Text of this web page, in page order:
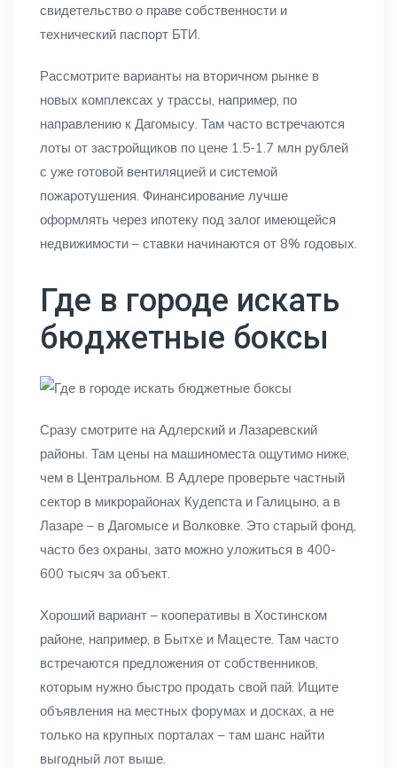
свидетельство о праве собственности и
технический паспорт БТИ.
Рассмотрите варианты на вторичном рынке в
новых комплексах у трассы, например, по
направлению к Дагомысу. Там часто встречаются
лоты от застройщиков по цене 1.5-1.7 млн рублей
с уже готовой вентиляцией и системой
пожаротушения. Финансирование лучше
оформлять через ипотеку под залог имеющейся
недвижимости – ставки начинаются от 8% годовых.
Где в городе искать
бюджетные боксы
Сразу смотрите на Адлерский и Лазаревский
районы. Там цены на машиноместа ощутимо ниже,
чем в Центральном. В Адлере проверьте частный
сектор в микрорайонах Кудепста и Галицыно, а в
Лазаре – в Дагомысе и Волковке. Это старый фонд,
часто без охраны, зато можно уложиться в 400-
600 тысяч за объект.
Хороший вариант – кооперативы в Хостинском
районе, например, в Бытхе и Мацесте. Там часто
встречаются предложения от собственников,
которым нужно быстро продать свой пай. Ищите
объявления на местных форумах и досках, а не
только на крупных порталах – там шанс найти
выгодный лот выше.